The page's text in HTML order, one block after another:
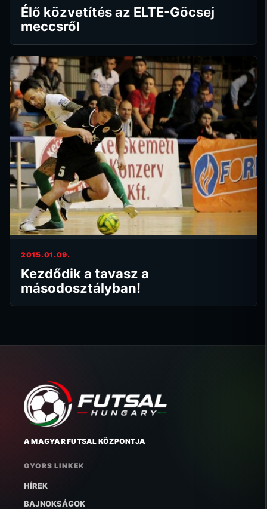
Élő közvetítés az ELTE-Göcsej
meccsről
2015.01.09.
Kezdődik a tavasz a
másodosztályban!
A MAGYAR FUTSAL KÖZPONTJA
GYORS LINKEK
HÍREK
BAJNOKSÁGOK